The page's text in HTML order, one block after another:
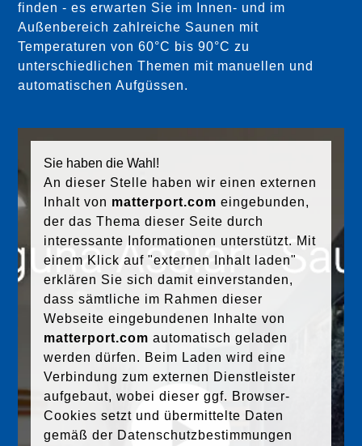
finden - es erwarten Sie im Innen- und im
Außenbereich zahlreiche Saunen mit
Temperaturen von 60°C bis 90°C zu
unterschiedlichen Themen mit manuellen und
automatischen Aufgüssen.
»
E-
TI
C
K
E
T
S I
M
O
N
LI
N
E-
S
H
O
P
Sie haben die Wahl!
An dieser Stelle haben wir einen externen
Inhalt von matterport.com eingebunden,
der das Thema dieser Seite durch
interessante Informationen unterstützt. Mit
einem Klick auf"externen Inhalt laden"
erklären Sie sich damit einverstanden,
dass sämtliche im Rahmen dieser
Webseite eingebundenen Inhalte von
matterport.com automatisch geladen
werden dürfen. Beim Laden wird eine
Verbindung zum externen Dienstleister
aufgebaut, wobei dieser ggf. Browser-
Cookies setzt und übermittelte Daten
gemäß der Datenschutzbestimmungen